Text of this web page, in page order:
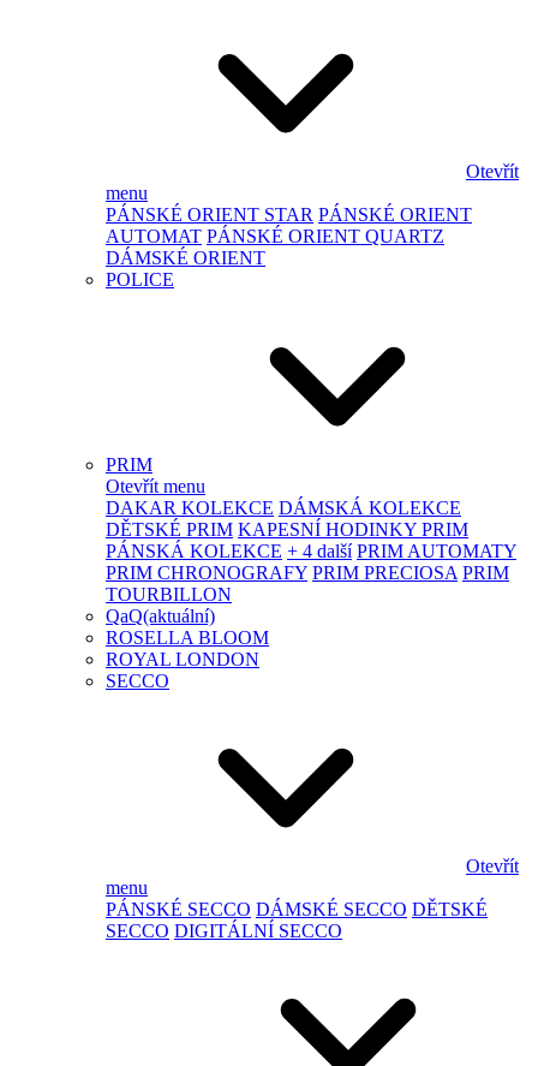
Otevřít
menu
PÁNSKÉ ORIENT STAR PÁNSKÉ ORIENT
AUTOMAT PÁNSKÉ ORIENT QUARTZ
DÁMSKÉ ORIENT
POLICE
PRIM
Otevřít menu
DAKAR KOLEKCE DÁMSKÁ KOLEKCE
DĚTSKÉ PRIM KAPESNÍ HODINKY PRIM
PÁNSKÁ KOLEKCE + 4 další PRIM AUTOMATY
PRIM CHRONOGRAFY PRIM PRECIOSA PRIM
TOURBILLON
QaQ(aktuální)
ROSELLA BLOOM
ROYAL LONDON
SECCO
Otevřít
menu
PÁNSKÉ SECCO DÁMSKÉ SECCO DĚTSKÉ
SECCO DIGITÁLNÍ SECCO